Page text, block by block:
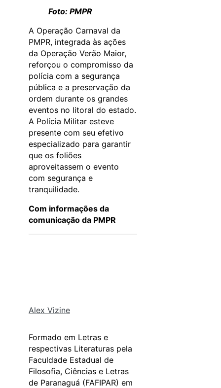
Foto: PMPR
A Operação Carnaval da
PMPR, integrada às ações
da Operação Verão Maior,
reforçou o compromisso da
polícia com a segurança
pública e a preservação da
ordem durante os grandes
eventos no litoral do estado.
A Polícia Militar esteve
presente com seu efetivo
especializado para garantir
que os foliões
aproveitassem o evento
com segurança e
tranquilidade.
Com informações da
comunicação da PMPR
Alex Vizine
Formado em Letras e
respectivas Literaturas pela
Faculdade Estadual de
Filosofia, Ciências e Letras
de Paranaguá (FAFIPAR) em